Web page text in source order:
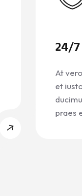
24/
At
et
praes